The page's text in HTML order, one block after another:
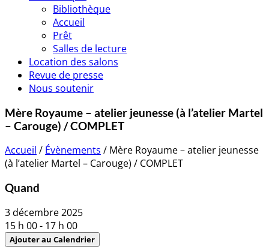
Bibliothèque
Accueil
Prêt
Salles de lecture
Location des salons
Revue de presse
Nous soutenir
Mère Royaume – atelier jeunesse (à l’atelier Martel
– Carouge) / COMPLET
Accueil / Évènements / Mère Royaume – atelier jeunesse
(à l’atelier Martel – Carouge) / COMPLET
Quand
3 décembre 2025
15 h 00 - 17 h 00
Ajouter au Calendrier